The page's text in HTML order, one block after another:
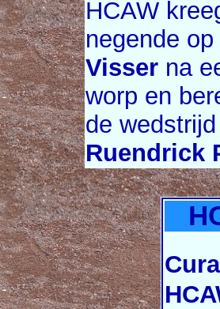
HCAW
negende
Visserna
worp en
de
Ruendrick